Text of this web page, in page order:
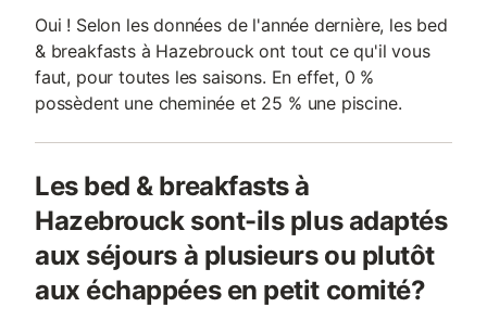
Oui ! Selon les données de l'année dernière, les bed
& breakfasts à Hazebrouck ont tout ce qu'il vous
faut, pour toutes les saisons. En effet, 0 %
possèdent une cheminée et 25 % une piscine.
Les bed & breakfasts à
Hazebrouck sont-ils plus adaptés
aux séjours à plusieurs ou plutôt
aux échappées en petit comité?